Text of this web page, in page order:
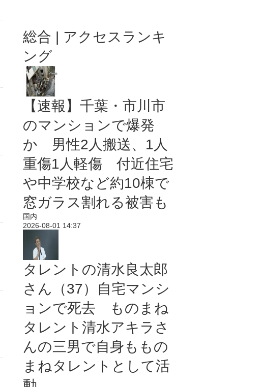
総合 | アクセスランキ
ング
【速報】千葉・市川市
のマンションで爆発
か 男性2人搬送、1人
重傷1人軽傷 付近住宅
や中学校など約10棟で
窓ガラス割れる被害も
国内
2026-08-01 14:37
タレントの清水良太郎
さん（37）自宅マンシ
ョンで死去 ものまね
タレント清水アキラさ
んの三男で自身ももの
まねタレントとして活